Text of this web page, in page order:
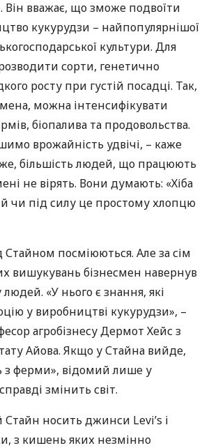
Він вважає, що зможе подвоїти
кукурудзи – найпопулярнішої
культури. Для
сорти, генетично
росту при густій посадці. Так,
можна інтенсифікувати
біопалива та продовольства.
врожайність удвічі, – каже
більшість людей, що працюють
не вірять. Вони думають: «Хіба
чи під силу це простому хлопцю
посміюються. Але за сім
вишукувань бізнесмен навернув
«У нього є знання, які
у виробництві кукурудзи», –
агробізнесу Дермот Хейс з
Айова. Якщо у Стайна вийде,
з ферми», відомий лише у
змінить світ.
Стайн носить джинси Levi’s і
з кишень яких незмінно